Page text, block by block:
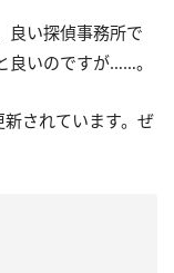
良い探偵事務所で
良いのですが……。
されています。ぜ